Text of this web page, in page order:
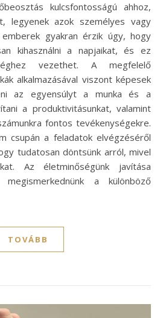
kulcsfontosságú ahhoz,
legyenek azok személyes vagy
gyakran érzik úgy, hogy
kihasználni a napjaikat, és ez
vezethet. A megfelelő
alkalmazásával viszont képesek
az egyensúlyt a munka és a
a produktivitásunkat, valamint
fontos tevékenységekre.
csupán a feladatok elvégzéséről
tudatosan döntsünk arról, mivel
Az életminőségünk javítása
a különböző
TOVÁBB